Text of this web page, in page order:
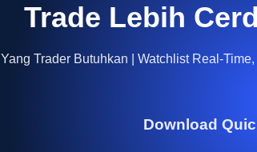
Trade Lebih
Yang Trader Butuhkan | Watchlist Real-
Download